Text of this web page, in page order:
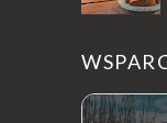
sobie
jest